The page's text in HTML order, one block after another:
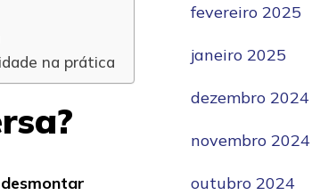
na prática
fevereiro 2025
janeiro 2025
dezembro 2024
novembro 2024
outubro 2024